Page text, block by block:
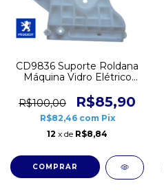
CD9836 Suporte Roldana
Máquina Vidro Elétrico
R$100,00
R$85,90
R$82,46 com Pix
12 x de R$8,84